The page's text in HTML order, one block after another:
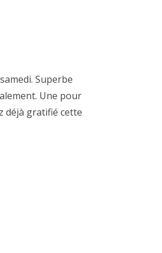
Superbe
Une pour
déjà gratifié cette